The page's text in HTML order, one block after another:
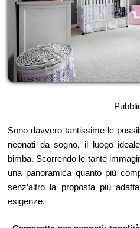
Sono davvero tantissime le
neonati da sogno, il luogo
bimba. Scorrendo le tante
una panoramica quanto più
senz’altro la proposta più
esigenze.